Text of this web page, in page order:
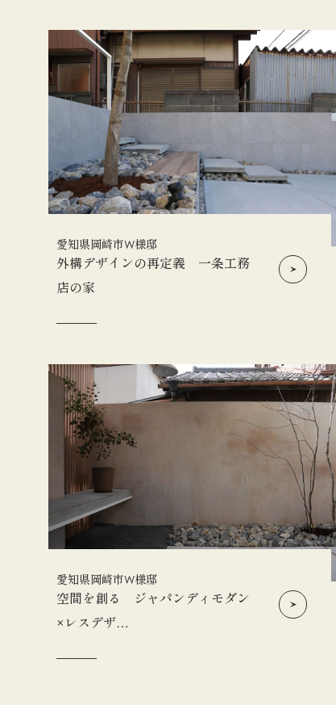
愛知県岡崎市W様邸
外構デザインの再定義 一条工務
店の家
愛知県岡崎市W様邸
空間を創る ジャパンディモダン
×レスデザ…